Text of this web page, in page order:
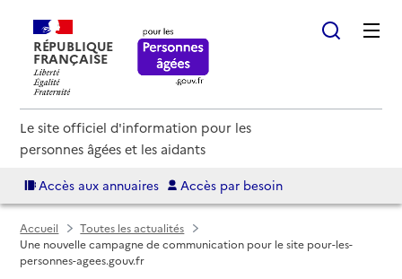
RÉPUBLIQUE
FRANÇAISE
Le site officiel d'information pour les
personnes âgées et les aidants
Accès aux annuaires Accès par besoin
Accueil
Toutes les actualités
Une nouvelle campagne de communication pour le site pour-les-
personnes-agees.gouv.fr